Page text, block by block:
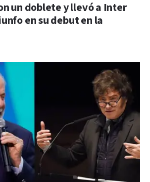
un doblete y llevó a Inter
en su debut en la